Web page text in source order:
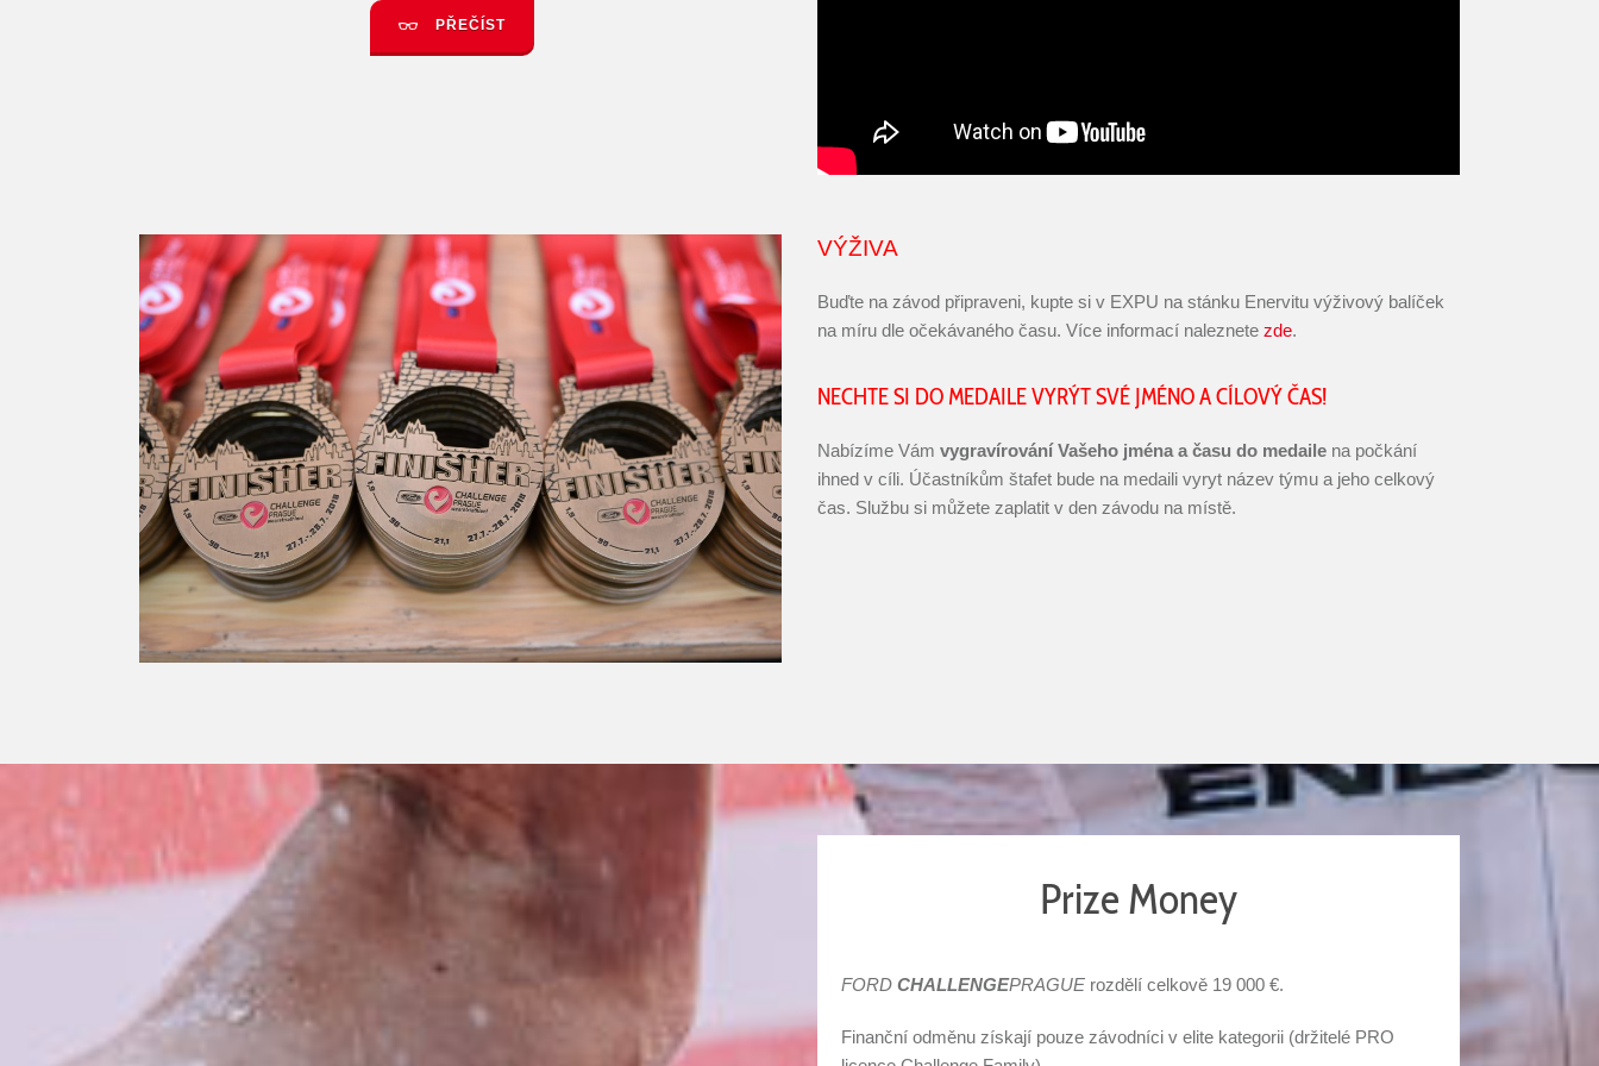
PŘEČÍST
VÝŽIVA
Buďte na závod připraveni, kupte si v EXPU na stánku Enervitu výživový balíček
na míru dle očekávaného času. Více informací naleznete zde.
NECHTE SI DO MEDAILE VYRÝT SVÉ JMÉNO A CÍLOVÝ ČAS!
Nabízíme Vám vygravírování Vašeho jména a času do medaile na počkání
ihned v cíli. Účastníkům štafet bude na medaili vyryt název týmu a jeho celkový
čas. Službu si můžete zaplatit v den závodu na místě.
Prize Money
FORD CHALLENGEPRAGUE rozdělí celkově 19 000 €.
Finanční odměnu získají pouze závodníci v elite kategorii (držitelé PRO